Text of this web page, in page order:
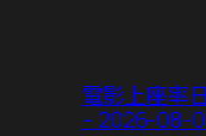
電影上座率
– 2026-08-